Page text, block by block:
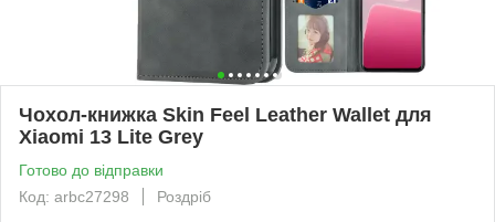
Чохол-книжка Skin Feel Leather Wallet для
Xiaomi 13 Lite Grey
Готово до відправки
Код: arbc27298
Роздріб